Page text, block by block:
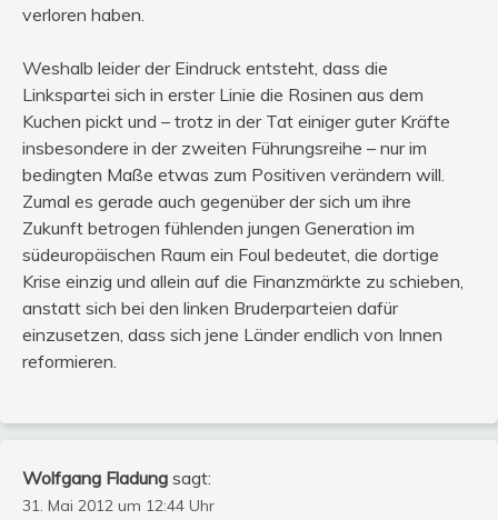
verloren haben.
Weshalb leider der Eindruck entsteht, dass die
Linkspartei sich in erster Linie die Rosinen aus dem
Kuchen pickt und – trotz in der Tat einiger guter Kräfte
insbesondere in der zweiten Führungsreihe – nur im
bedingten Maße etwas zum Positiven verändern will.
Zumal es gerade auch gegenüber der sich um ihre
Zukunft betrogen fühlenden jungen Generation im
südeuropäischen Raum ein Foul bedeutet, die dortige
Krise einzig und allein auf die Finanzmärkte zu schieben,
anstatt sich bei den linken Bruderparteien dafür
einzusetzen, dass sich jene Länder endlich von Innen
reformieren.
Wolfgang Fladung sagt:
31. Mai 2012 um 12:44 Uhr